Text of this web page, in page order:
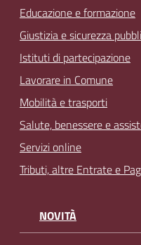
Educazione e formazione
Giustizia e sicurezza
Istituti di partecipazione
Lavorare in Comune
Mobilità e trasporti
Salute, benessere e
Servizi online
Tributi, altre Entrate e
NOVITÀ